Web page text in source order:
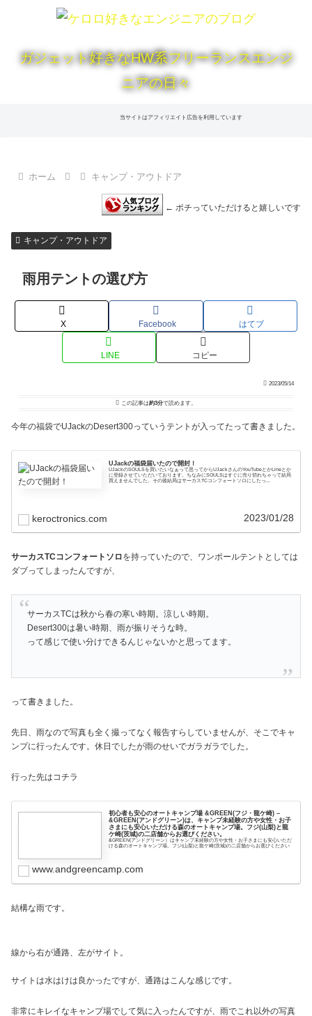
ガジェット好きなHW系フリーランスエンジ
ニアの日々
当サイトはアフィリエイト広告を利用しています
ホーム キャンプ・アウトドア
← ポチっていただけると嬉しいです
キャンプ・アウトドア
雨用テントの選び方
X Facebook はてブ
LINE コピー
2023/05/14
この記事は約3分で読めます。
今年の福袋でUJackのDesert300っていうテントが入ってたって書きました。
UJackの福袋届いたので開封！
UJackのSOULSを買いたいなぁって思ってからUJackさんのYouTubeとかLineとか
に登録させていただいております。ちなみにSOULSはすぐに売り切れちゃって結局
買えませんでした。その後結局はサーカスTCコンフォートソロにしたっ...
keroctronics.com 2023/01/28
サーカスTCコンフォートソロを持っていたので、ワンポールテントとしては
ダブってしまったんですが、
サーカスTCは秋から春の寒い時期。涼しい時期。
Desert300は暑い時期、雨が振りそうな時。
って感じで使い分けできるんじゃないかと思ってます。
って書きました。
先日、雨なので写真も全く撮ってなく報告すらしていませんが、そこでキャ
ンプに行ったんです。休日でしたが雨のせいでガラガラでした。
行った先はコチラ
初心者も安心のオートキャンプ場 &GREEN(フジ・龍ケ崎) –
&GREEN(アンドグリーン)は、キャンプ未経験の方や女性・お子
さまにも安心いただける森のオートキャンプ場。フジ(山梨)と龍
ケ崎(茨城)の二店舗からお選びください。
&GREEN(アンドグリーン）はキャンプ未経験の方や女性・お子さまにも安心いただ
ける森のオートキャンプ場。フジ(山梨)と龍ケ崎(茨城)の二店舗からお選びください
www.andgreencamp.com
結構な雨です。
線から右が通路、左がサイト。
サイトは水はけは良かったですが、通路はこんな感じです。
非常にキレイなキャンプ場でして気に入ったんですが、雨でこれ以外の写真